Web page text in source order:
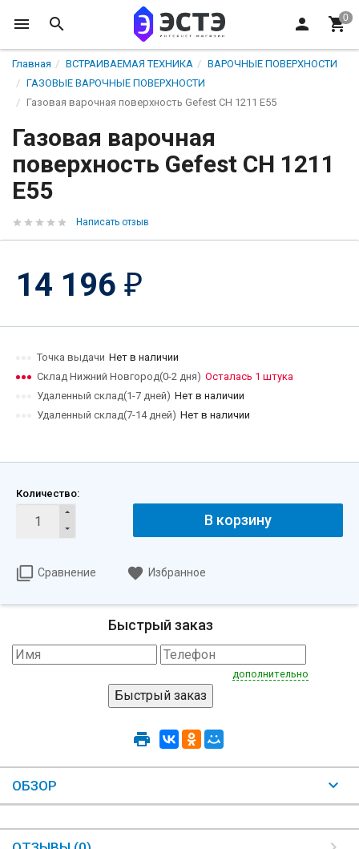
Главная ВСТРАИВАЕМАЯ ТЕХНИКА
ВАРОЧНЫЕ ПОВЕРХНОСТИ
ГАЗОВЫЕ ВАРОЧНЫЕ ПОВЕРХНОСТИ
Газовая варочная поверхность Gefest СН 1211 Е55
Газовая варочная
поверхность Gefest СН 1211
Е55
Написать отзыв
14 196 ₽
Точка выдачи Нет в наличии
Склад Нижний Новгород(0-2 дня) Осталась 1 штука
Удаленный склад(1-7 дней) Нет в наличии
Удаленный склад(7-14 дней) Нет в наличии
Количество:
В корзину
Сравнение Избранное
Быстрый заказ
дополнительно
ОБЗОР